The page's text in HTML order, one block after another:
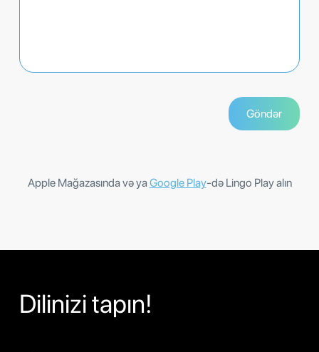
Apple Mağazasında və yaGoogle Play-də Lingo Play alın
Dilinizi tapın!